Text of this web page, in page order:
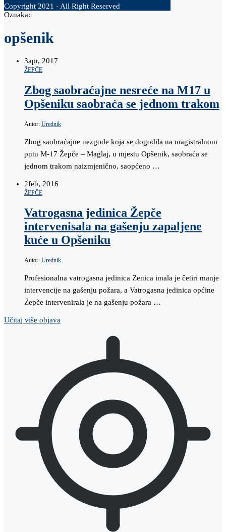
Copyright 2021 - All Right Reserved
Oznaka:
opšenik
3apr, 2017
ŽEPČE
Zbog saobraćajne nesreće na M17 u
Opšeniku saobraća se jednom trakom
Autor: Urednik
Zbog saobraćajne nezgode koja se dogodila na magistralnom
putu M-17 Žepče – Maglaj, u mjestu Opšenik, saobraća se
jednom trakom naizmjenično, saopćeno …
2feb, 2016
ŽEPČE
Vatrogasna jedinica Žepče
intervenisala na gašenju zapaljene
kuće u Opšeniku
Autor: Urednik
Profesionalna vatrogasna jedinica Zenica imala je četiri manje
intervencije na gašenju požara, a Vatrogasna jedinica općine
Žepče intervenirala je na gašenju požara …
Učitaj više objava